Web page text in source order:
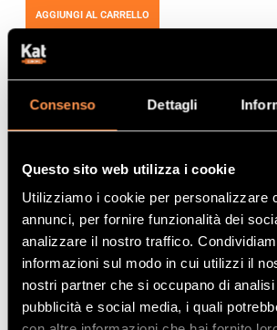
Consenso Dettagli
Questo sito web utilizza i cookie
Utilizziamo i cookie per personalizzare
annunci, per fornire funzionalità dei
analizzare il nostro traffico.
informazioni sul modo in cui utilizzi il
nostri partner che si occupano di
pubblicità e social media, i quali
AGGIUNGI AL CARRELLO
Mostrare Per
La vostra selezione